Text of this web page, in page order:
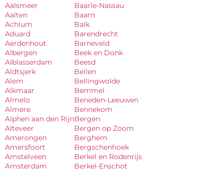
Aalsmeer
Aalten
Achlum
Aduard
Aerdenhout
Albergen
Alblasserdam
Aldtsjerk
Alem
Alkmaar
Almelo
Almere
Alphen aan den Rijn
Alteveer
Amerongen
Amersfoort
Amstelveen
Amsterdam
Baarle-Nassau
Baarn
Balk
Barendrecht
Barneveld
Beek en Donk
Beesd
Beilen
Bellingwolde
Bemmel
Beneden-Leeuwen
Bennekom
Bergen
Bergen op Zoom
Berghem
Bergschenhoek
Berkel en Rodenrijs
Berkel-Enschot